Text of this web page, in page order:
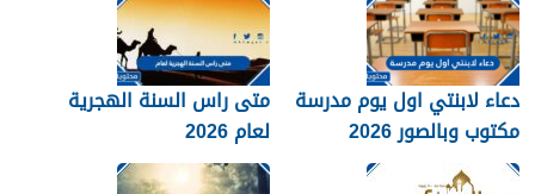
دعاء لابنتي اول يوم مدرسة
مكتوب وبالصور 2026
متى راس السنة الهجرية
لعام 2026